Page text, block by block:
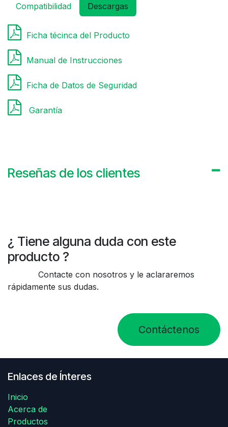
Compatibilidad
Descargas
Ficha técinca del Producto
Manual de Instrucciones
Ficha de Datos de Seguridad
Garantía
Reseñas de los clientes
¿ Tiene alguna duda con este
producto ?
Contacte con nosotros y le aclararemos
rápidamente sus dudas.
Contáctenos
Enlaces de Ínteres
Inicio
Acerca de
Productos